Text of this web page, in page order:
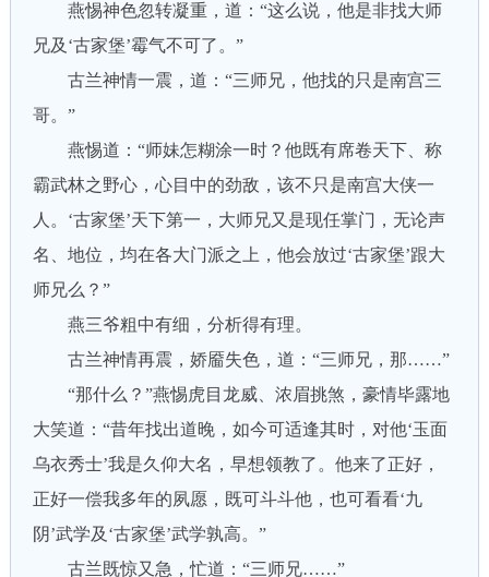
燕惕神色忽转凝重，道：“这么说，他是非找大师
兄及‘古家堡’霉气不可了。”
古兰神情一震，道：“三师兄，他找的只是南宫三
哥。”
燕惕道：“师妹怎糊涂一时？他既有席卷天下、称
霸武林之野心，心目中的劲敌，该不只是南宫大侠一
人。‘古家堡’天下第一，大师兄又是现任掌门，无论声
名、地位，均在各大门派之上，他会放过‘古家堡’跟大
师兄么？”
燕三爷粗中有细，分析得有理。
古兰神情再震，娇靥失色，道：“三师兄，那……”
“那什么？”燕惕虎目龙威、浓眉挑煞，豪情毕露地
大笑道：“昔年找出道晚，如今可适逢其时，对他‘玉面
乌衣秀士’我是久仰大名，早想领教了。他来了正好，
正好一偿我多年的夙愿，既可斗斗他，也可看看‘九
阴’武学及‘古家堡’武学孰高。”
古兰既惊又急，忙道：“三师兄……”